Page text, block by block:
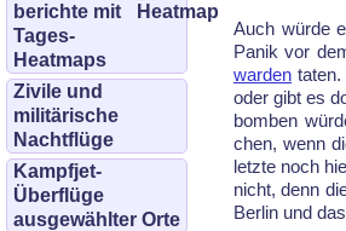
berichte mit
Tages-
Heatmaps
Zivile und
militärische
Nachtflüge
Kampfjet-
Überflüge
ausgewählter Orte
Auch wür­de
Pa­nik vor
war­den
oder gibt es
bom­ben
chen, wenn
letz­te noch
nicht, denn
Ber­lin und